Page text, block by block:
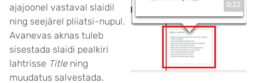
ajajoonel vastaval slaidil
ning seejärel pliiatsi-nupul.
Avanevas aknas tuleb
sisestada slaidi pealkiri
lahtrisse Titlening
muudatus salvestada.